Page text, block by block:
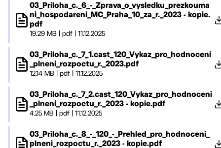
03_Priloha_c._6_-_Zprava_o_vysledku_prezkouma
ni_hospodareni_MC_Praha_10_za_r._2023 - kopie.
pdf
19.29 MB pdf 11.12.2025
03_Priloha_c._7_1.cast_120_Vykaz_pro_hodnoceni
_plneni_rozpoctu_r._2023.pdf
12.14 MB pdf 11.12.2025
03_Priloha_c._7_2.cast_120_Vykaz_pro_hodnoceni
_plneni_rozpoctu_r._2023 - kopie.pdf
4.25 MB pdf 11.12.2025
03_Priloha_c._8_-_120_-_Prehled_pro_hodnoceni_
plneni_rozpoctu_r._2023 - kopie.pdf